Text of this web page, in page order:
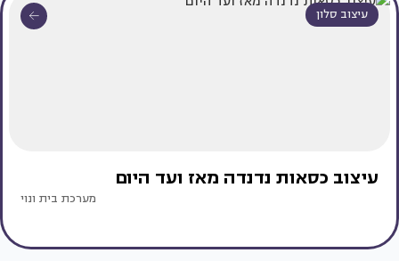
עיצוב סלון
עיצוב כסאות נדנדה מאז ועד היום
מערכת בית ונוי